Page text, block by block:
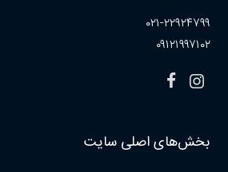
۰۲۱-۲۲۹۲۴۷۹۹
۰۹۱۲۱۹۹۷۱۰۲
بخش‌های اصلی سایت